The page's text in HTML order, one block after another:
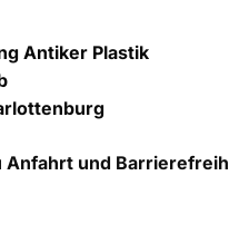
Antiker Plastik
Anfahrt und